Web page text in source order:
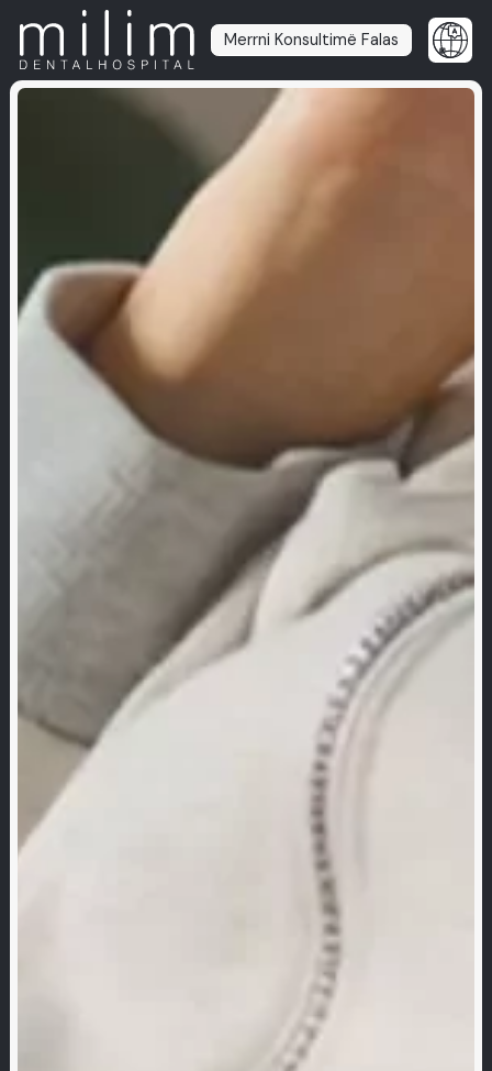
Merrni Konsultimë Falas